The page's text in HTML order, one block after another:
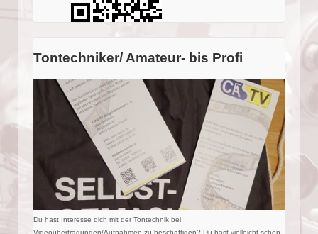
Tontechniker/ Amateur- bis Profi
Du hast Interesse dich mit der Tontechnik bei